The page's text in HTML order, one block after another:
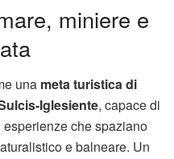
miniere e
una meta turistica di
Iglesiente, capace di
che spaziano
e balneare. Un